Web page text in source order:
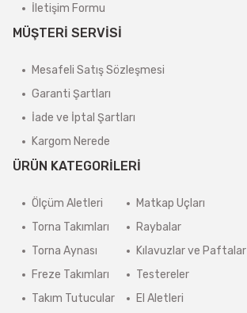
İletişim Formu
MÜŞTERİ SERVİSİ
Mesafeli Satış Sözleşmesi
Garanti Şartları
İade ve İptal Şartları
Kargom Nerede
ÜRÜN KATEGORİLERİ
Ölçüm Aletleri
Torna Takımları
Torna Aynası
Freze Takımları
Takım Tutucular
Matkap Uçları
Raybalar
Kılavuzlar ve Paftalar
Testereler
El Aletleri